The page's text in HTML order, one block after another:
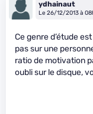
ydhainaut
Le 26/12/2013 à
Ce genre d’étude
pas sur une
ratio de motivation
oubli sur le disque,